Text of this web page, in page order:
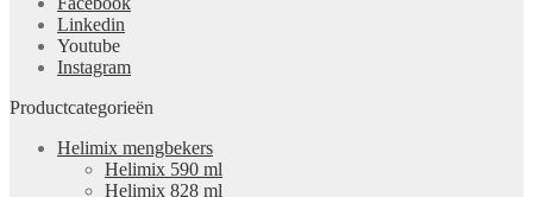
Linkedin
Youtube
Instagram
Productcategorieën
Helimix mengbekers
Helimix 590 ml
Helimix 828 ml